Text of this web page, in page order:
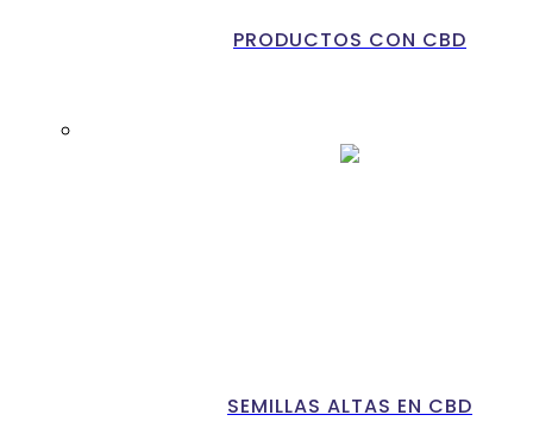
PRODUCTOS CON CBD
SEMILLAS ALTAS EN CBD